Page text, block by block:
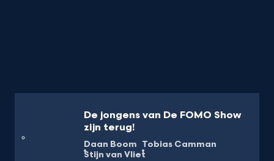
De jongens van De FOMO Show
zijn terug!
Daan Boom Tobias Camman
Stijn van Vliet